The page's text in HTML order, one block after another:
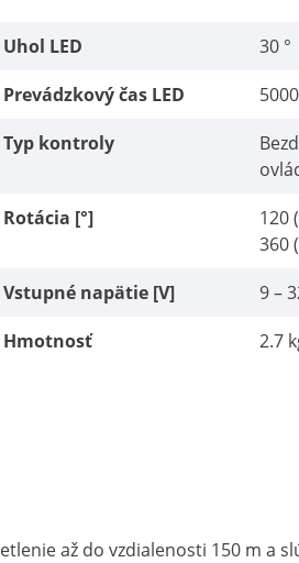
Uhol LED
30 °
Prevádzkový čas LED
Typ kontroly
Rotácia [°]
120
360
Vstupné napätie [V]
9 –
Hmotnosť
2.7
až do vzdialenosti 150 m a